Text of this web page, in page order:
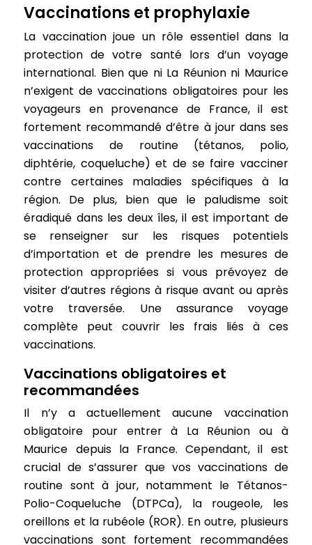
Vaccinations et prophylaxie
La vaccination joue un rôle essentiel dans la
protection de votre santé lors d’un voyage
international. Bien que ni La Réunion ni Maurice
n’exigent de vaccinations obligatoires pour les
voyageurs en provenance de France, il est
fortement recommandé d’être à jour dans ses
vaccinations de routine (tétanos, polio,
diphtérie, coqueluche) et de se faire vacciner
contre certaines maladies spécifiques à la
région. De plus, bien que le paludisme soit
éradiqué dans les deux îles, il est important de
se renseigner sur les risques potentiels
d’importation et de prendre les mesures de
protection appropriées si vous prévoyez de
visiter d’autres régions à risque avant ou après
votre traversée. Une assurance voyage
complète peut couvrir les frais liés à ces
vaccinations.
Vaccinations obligatoires et
recommandées
Il n’y a actuellement aucune vaccination
obligatoire pour entrer à La Réunion ou à
Maurice depuis la France. Cependant, il est
crucial de s’assurer que vos vaccinations de
routine sont à jour, notamment le Tétanos-
Polio-Coqueluche (DTPCa), la rougeole, les
oreillons et la rubéole (ROR). En outre, plusieurs
vaccinations sont fortement recommandées